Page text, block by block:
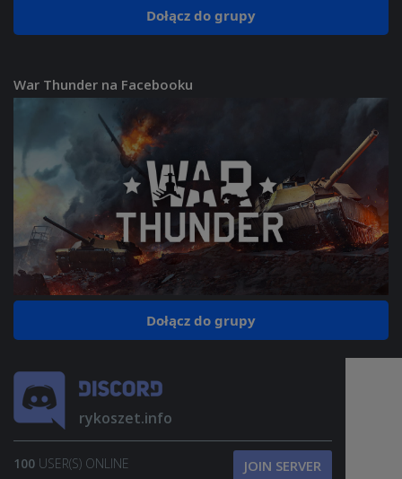
Dołącz do grupy
War Thunder na Facebooku
Dołącz do grupy
rykoszet.info
100 USER(S) ONLINE JOIN SERVER